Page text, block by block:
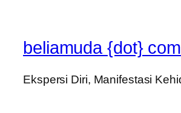
beliamuda {dot} com
Ekspersi Diri, Manifestasi